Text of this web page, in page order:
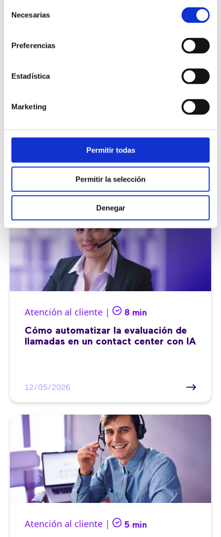
Necesarias
Preferencias
Estadística
Marketing
Permitir todas
Permitir la selección
Denegar
Atención al cliente | 8 min
Cómo automatizar la evaluación de
llamadas en un contact center con IA
12/05/2026
Atención al cliente | 5 min